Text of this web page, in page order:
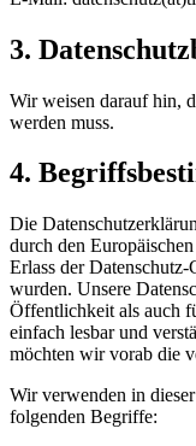
3.
Wir weisen darauf hin,
werden muss.
4.
Die
durch den
Erlass der
wurden. Unsere
Öffentlichkeit als auch
einfach lesbar und
möchten wir vorab die
Wir verwenden in
folgenden Begriffe: